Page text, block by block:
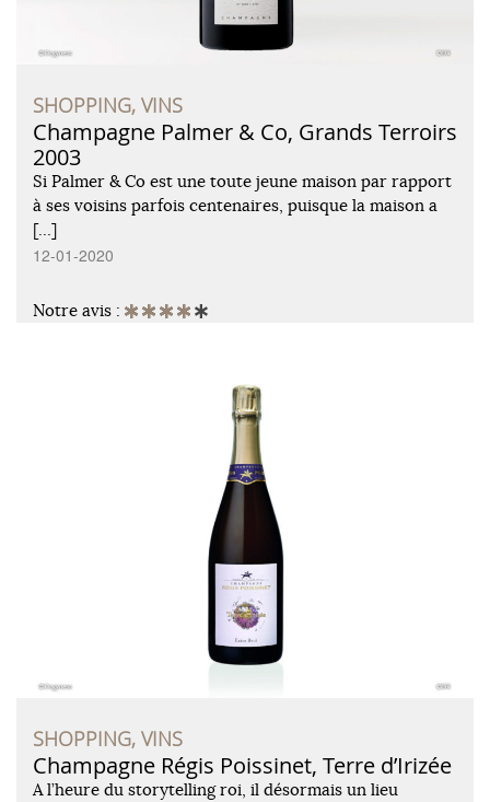
SHOPPING, VINS
Champagne Palmer & Co, Grands Terroirs
2003
Si Palmer & Co est une toute jeune maison par rapport
à ses voisins parfois centenaires, puisque la maison a
[…]
12-01-2020
Notre avis :
SHOPPING, VINS
Champagne Régis Poissinet, Terre d’Irizée
A l’heure du storytelling roi, il désormais un lieu